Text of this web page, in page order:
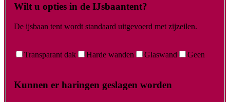
Wilt u opties in de IJsbaantent?
De ijsbaan tent wordt standaard uitgevoerd met zijzeilen.
Transparant dak Harde wanden Glaswand Geen
Kunnen er haringen geslagen worden